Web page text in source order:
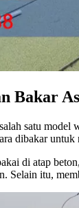
Bakar
satu
dibakar
di atap
Selain itu,